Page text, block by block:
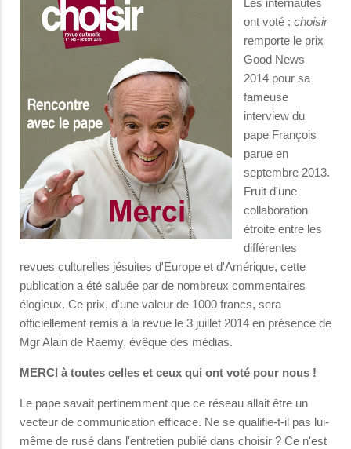
Les internautes
ont voté : choisir
remporte le prix
Good News
2014 pour sa
fameuse
interview du
pape François
parue en
septembre 2013.
Fruit d'une
collaboration
étroite entre les
différentes
revues culturelles jésuites d'Europe et d'Amérique, cette
publication a été saluée par de nombreux commentaires
élogieux. Ce prix, d'une valeur de 1000 francs, sera
officiellement remis à la revue le 3 juillet 2014 en présence de
Mgr Alain de Raemy, évêque des médias.
MERCI à toutes celles et ceux qui ont voté pour nous !
Le pape savait pertinemment que ce réseau allait être un
vecteur de communication efficace. Ne se qualifie-t-il pas lui-
même de rusé dans l'entretien publié dans choisir ? Ce n'est